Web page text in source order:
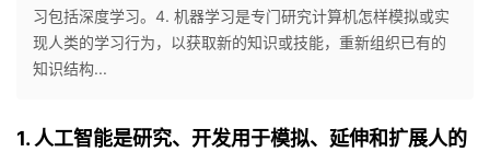
人
主
页
我
的
开
习包括深度学习。4. 机器学习是专门研究计算机怎样模拟或实
现人类的学习行为，以获取新的知识或技能，重新组织已有的
知识结构...
1. 人工智能是研究、开发用于模拟、延伸和扩展人的